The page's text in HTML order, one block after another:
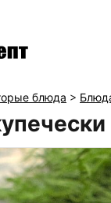
блюда >